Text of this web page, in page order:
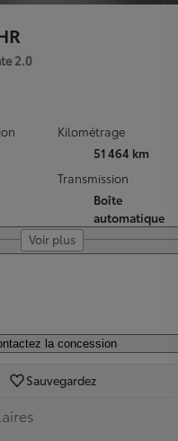
2.0
Kilométrage
51 464 km
Transmission
Boîte
automatique
Voir plus
la concession
Sauvegardez